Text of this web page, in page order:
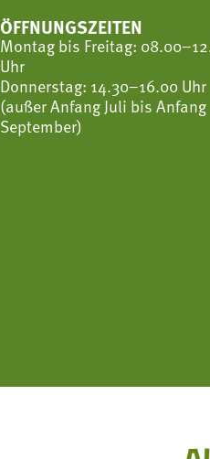
ÖFFNUNGSZEITEN
Montag bis Freitag:
Uhr
Donnerstag: 14.30–16.00 Uhr
(außer Anfang Juli bis Anfang
September)